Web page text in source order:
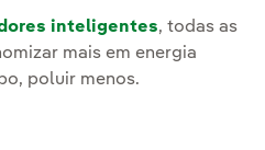
inteligentes, todas as
mais em energia
poluir menos.